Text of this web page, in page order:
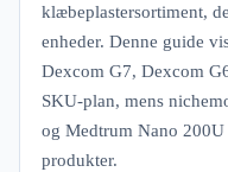
klæbeplastersortiment,
enheder. Denne guide
Dexcom G7, Dexcom
SKU-plan, mens
og Medtrum Nano
produkter.